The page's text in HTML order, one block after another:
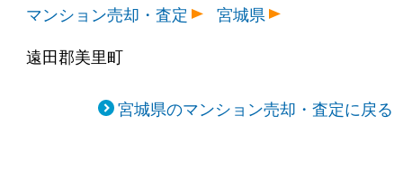
マンション売却・査定
宮城県
遠田郡美里町
宮城県のマンション売却・査定に戻る